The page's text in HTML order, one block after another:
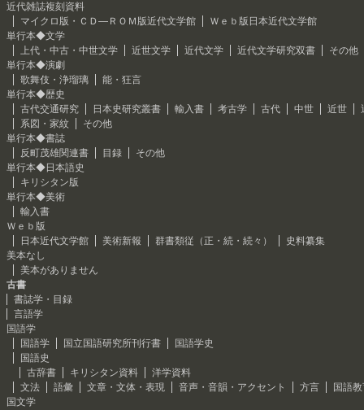
近代雑誌複刻資料
マイクロ版・ＣＤ―ＲＯＭ版近代文学館
Ｗｅｂ版日本近代文学館
単行本◆文学
上代・中古・中世文学
近世文学 近代文学 近代文学研究双書
その他
単行本◆演劇
歌舞伎・浄瑠璃
能・狂言
単行本◆歴史
古代交通研究
日本史研究叢書 輸入書 考古学 古代 中世 近世
系図・家紋
その他
単行本◆書誌
反町茂雄関連書
目録
その他
単行本◆日本語史
キリシタン版
単行本◆美術
輸入書
Ｗｅｂ版
日本近代文学館
美術新報 群書類従（正・続・続々）
史料纂集
美本なし
美本がありません
古書
書誌学・目録
言語学
国語学
国語学
国立国語研究所刊行書
国語学史
国語史
古辞書
キリシタン資料
洋学資料
文法
語彙 文章・文体・表現 音声・音韻・アクセント 方言
国語
国文学